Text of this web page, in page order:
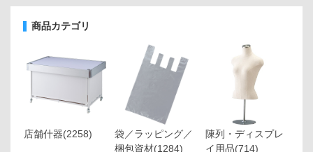
商品カテゴリ
店舗什器(2258)
袋／ラッピング／
梱包資材(1284)
陳列・ディスプレ
イ用品(714)